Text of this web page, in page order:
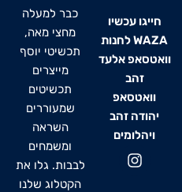
חייגו עכשיו
WAZA לחנות
וואטסאפ אלעד
זהב
וואטסאפ
יהודה זהב
ויהלומים
I
n
כבר למעלה
מחצי מאה,
תכשיטי יוסף
מייצרים
תכשיטים
שמעוררים
השראה
ומשמחים
לבבות. גלו את
הקטלוג שלנו